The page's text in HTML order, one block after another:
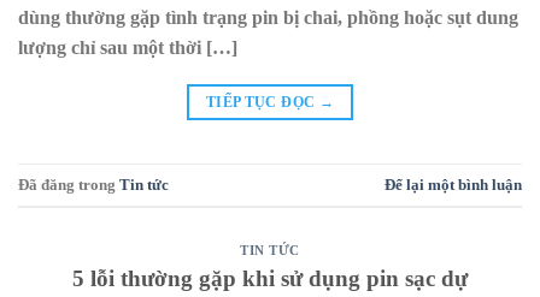
dùng thường gặp tình trạng pin bị chai, phồng hoặc sụt dung
lượng chỉ sau một thời […]
TIẾP TỤC ĐỌC →
Đã đăng trong Tin tức Để lại một bình luận
TIN TỨC
5 lỗi thường gặp khi sử dụng pin sạc dự